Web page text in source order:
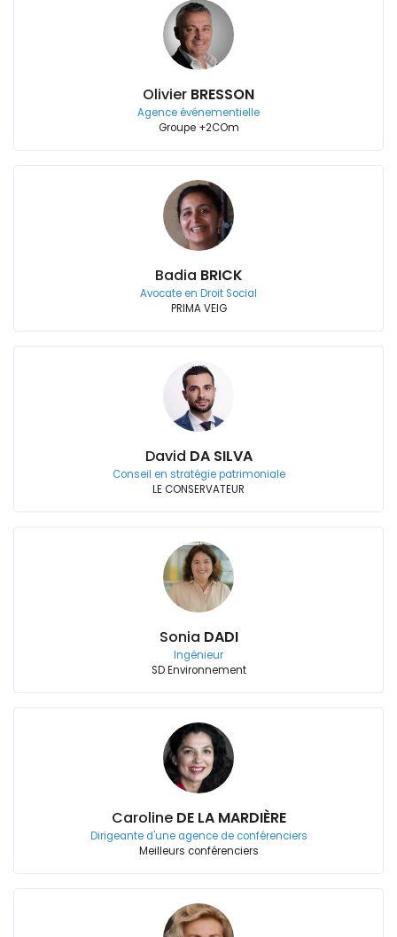
Olivier BRESSON
Agence événementielle
Groupe +2COm
Badia BRICK
Avocate en Droit Social
PRIMA VEIG
David DA SILVA
Conseil en stratégie patrimoniale
LE CONSERVATEUR
Sonia DADI
Ingénieur
SD Environnement
Caroline DE LA MARDIÈRE
Dirigeante d'une agence de conférenciers
Meilleurs conférenciers